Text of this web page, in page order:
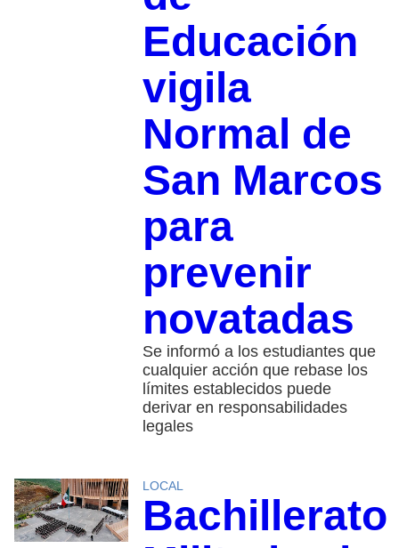
Educación
vigila
Normal de
San Marcos
para
prevenir
novatadas
Se informó a los estudiantes que
cualquier acción que rebase los
límites establecidos puede
derivar en responsabilidades
legales
LOCAL
Bachillerato